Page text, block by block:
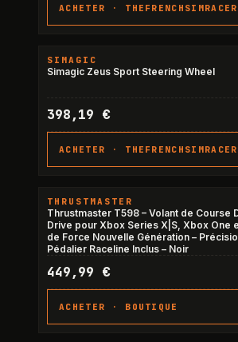
ACHETER ·
SIMAGIC
Simagic Zeus Sport Steering Wheel
398,19 €
ACHETER ·
THRUSTMASTER
Thrustmaster T598 – Volant de Course
Drive pour Xbox Series X|S, Xbox One
de Force Nouvelle Génération –
Pédalier Raceline Inclus – Noir
449,99 €
ACHETER · BOUTIQUE